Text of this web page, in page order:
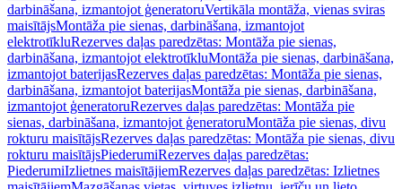
darbināšana, izmantojot ģeneratoruVertikāla montāža, vienas sviras
maisītājsMontāža pie sienas, darbināšana, izmantojot
elektrotīkluRezerves daļas paredzētas: Montāža pie sienas,
darbināšana, izmantojot elektrotīkluMontāža pie sienas, darbināšana,
izmantojot baterijasRezerves daļas paredzētas: Montāža pie sienas,
darbināšana, izmantojot baterijasMontāža pie sienas, darbināšana,
izmantojot ģeneratoruRezerves daļas paredzētas: Montāža pie
sienas, darbināšana, izmantojot ģeneratoruMontāža pie sienas, divu
rokturu maisītājsRezerves daļas paredzētas: Montāža pie sienas, divu
rokturu maisītājsPiederumiRezerves daļas paredzētas:
PiederumiIzlietnes maisītājiemRezerves daļas paredzētas: Izlietnes